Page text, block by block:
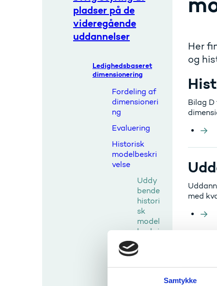
Samtykke
pladser på de
videregående
uddannelser
Ledighedsbaseret
dimensionering
Fordeling af
dimensioneri
ng
Evaluering
Historisk
modelbeskri
velse
Uddy
bende
histori
sk
model
beskri
velse
i
s
Her
og
Bilag D
med